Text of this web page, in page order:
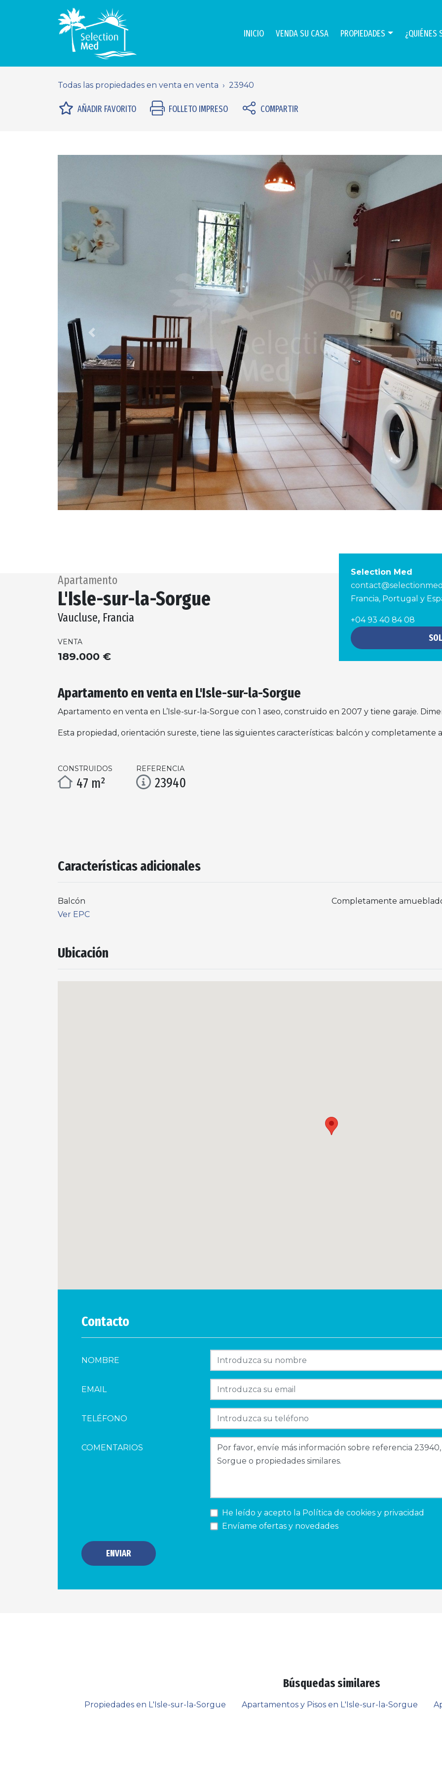
INICIO VENDA SU CASA PROPIEDADES ¿QUIÉNES
Todas las propiedades en venta en venta 23940
AÑADIR FAVORITO FOLLETO IMPRESO COMPARTIR
Previous
Apartamento
L'Isle-sur-la-Sorgue
Vaucluse, Francia
VENTA
189.000 €
Selection Med
Francia, Portugal y
+04 93 40 84 08
Apartamento en venta en L'Isle-sur-la-Sorgue
Apartamento en venta en L’Isle-sur-la-Sorgue con 1 aseo, construido en 2007 y tiene garaje.
Esta propiedad, orientación sureste, tiene las siguientes características: balcón y completamente
CONSTRUIDOS
47 m²
REFERENCIA
23940
Características adicionales
Balcón
Completamente
Ver EPC
Ubicación
Contacto
NOMBRE
EMAIL
TELÉFONO
COMENTARIOS
He leído y acepto la Política de cookies y privacidad
Envíame ofertas y novedades
ENVIAR
Búsquedas similares
Propiedades en L'Isle-sur-la-Sorgue Apartamentos y Pisos en L'Isle-sur-la-Sorgue